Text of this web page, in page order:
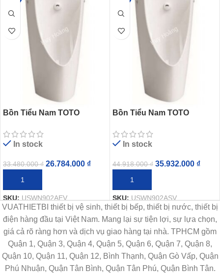
Bồn Tiểu Nam TOTO
Ứng Điện 220V
In stock
33.480.000₫ 26.784.000 ₫
THÊM VÀO GIỎ HÀNG
SKU:USWN902AEV
Bồn Tiểu Nam TOTO
Ứng Dùng Điện Ewater+
In stock
44.918.000₫ 35.932.000 ₫
THÊM VÀO GIỎ HÀNG
SKU:USWN902ASV
VUATHIETBI thiết bị vệ sinh, thiết bị bếp, thiết bị nước, thiết bị
điện hàng đầu tại Việt Nam. Mang lại sự tiện lợi, sự lựa chọn,
giá cả rõ ràng hơn và dịch vụ giao hàng tại nhà. TPHCM gồm
Quận 1, Quận 3, Quận 4, Quận 5, Quận 6, Quận 7, Quận 8,
Quận 10, Quận 11, Quận 12, Bình Thạnh, Quận Gò Vấp, Quận
Phú Nhuận, Quận Tân Bình, Quận Tân Phú, Quận Bình Tân.